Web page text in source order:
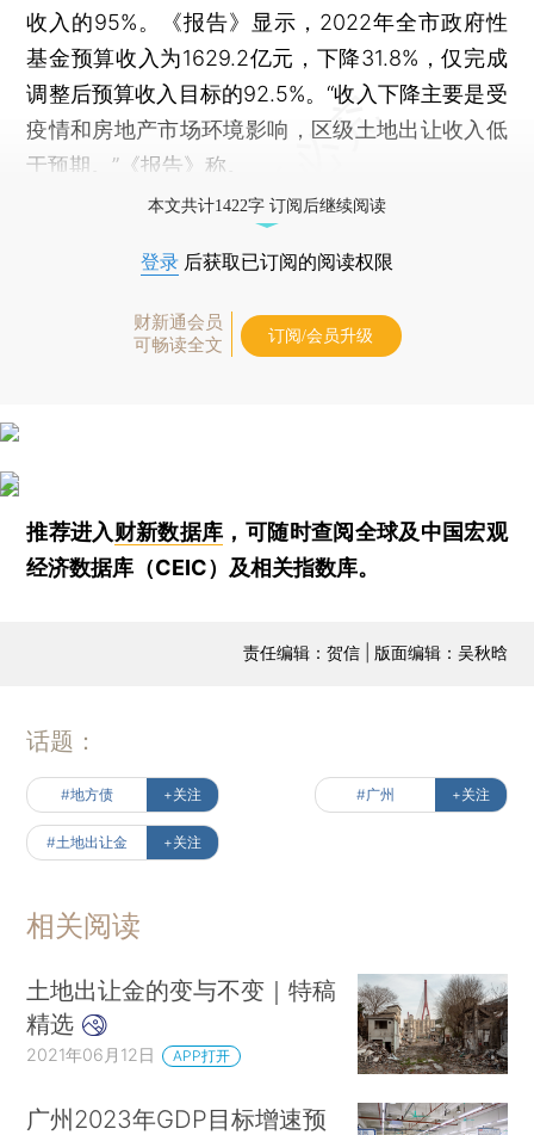
收入的95%。《报告》显示，2022年全市政府性
基金预算收入为1629.2亿元，下降31.8%，仅完成
调整后预算收入目标的92.5%。“收入下降主要是受
疫情和房地产市场环境影响，区级土地出让收入低
于预期。”《报告》称。
本文共计1422字 订阅后继续阅读
登录 后获取已订阅的阅读权限
财新通会员
可畅读全文
订阅/会员升级
推荐进入财新数据库 ，可随时查阅全球及中国宏观
经济数据库（CEIC）及相关指数库。
责任编辑：贺信 | 版面编辑：吴秋晗
话题：
#地方债 +关注 #广州 +关注
#土地出让金 +关注
相关阅读
土地出让金的变与不变｜特稿
精选
2021年06月12日 APP打开
广州2023年GDP目标增速预